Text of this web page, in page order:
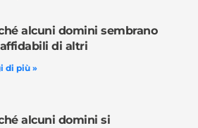
alcuni domini sembrano
di altri
di più »
alcuni domini si